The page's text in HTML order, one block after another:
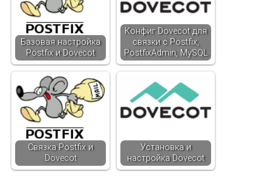
Базовая настройка
Postfix и Dovecot
Конфиг Dovecot для
связки с Postfix,
PostfixAdmin, MySQL
Связка Postfix и
Dovecot
Установка и
настройка Dovecot